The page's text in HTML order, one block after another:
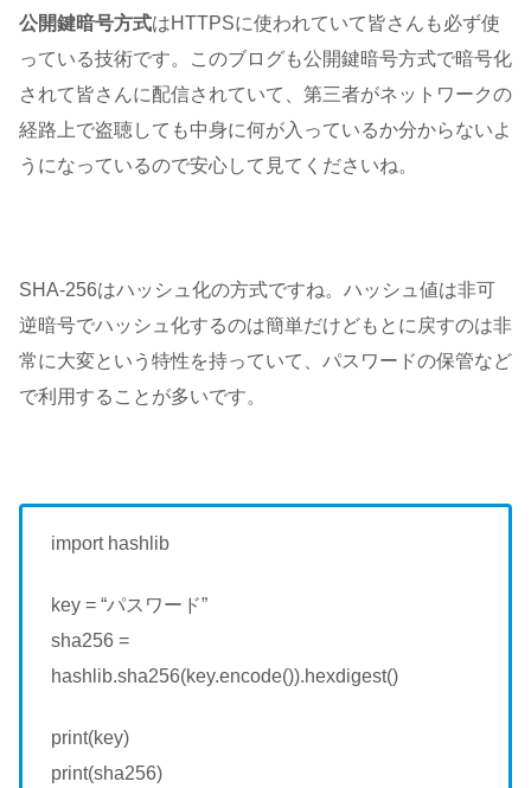
公開鍵暗号方式はHTTPSに使われていて皆さんも必ず使
っている技術です。このブログも公開鍵暗号方式で暗号化
されて皆さんに配信されていて、第三者がネットワークの
経路上で盗聴しても中身に何が入っているか分からないよ
うになっているので安心して見てくださいね。
SHA-256はハッシュ化の方式ですね。ハッシュ値は非可
逆暗号でハッシュ化するのは簡単だけどもとに戻すのは非
常に大変という特性を持っていて、パスワードの保管など
で利用することが多いです。
import hashlib
key = “パスワード”
sha256 =
hashlib.sha256(key.encode()).hexdigest()
print(key)
print(sha256)